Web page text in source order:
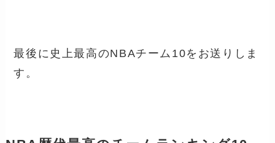
最後に史上最高のNBAチーム10をお送りしま
す。